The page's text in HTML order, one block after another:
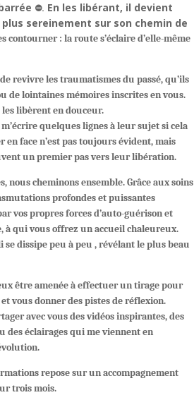
⛔. En les libérant, il devient
plus sereinement sur son chemin de
contourner : la route s’éclaire d’elle-même
revivre les traumatismes du passé, qu’ils
de lointaines mémoires inscrites en vous.
libèrent en douceur.
quelques lignes à leur sujet si cela
en face n’est pas toujours évident, mais
un premier pas vers leur libération.
nous cheminons ensemble. Grâce aux soins
profondes et puissantes
vos propres forces d’auto-guérison et
à qui vous offrez un accueil chaleureux.
se dissipe peu à peu , révélant le plus beau
être amenée à effectuer un tirage pour
vous donner des pistes de réflexion.
avec vous des vidéos inspirantes, des
des éclairages qui me viennent en
repose sur un accompagnement
trois mois.